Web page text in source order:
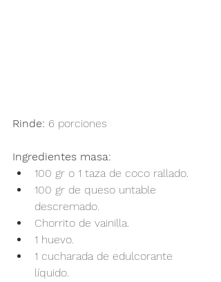
Rinde: 6 porciones
Ingredientes masa:
100 gr o 1 taza de coco rallado.
100 gr de queso untable
descremado.
Chorrito de vainilla.
1 huevo.
1 cucharada de edulcorante
líquido.